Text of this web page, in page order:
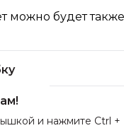
можно будет
и нажмите Ctrl +